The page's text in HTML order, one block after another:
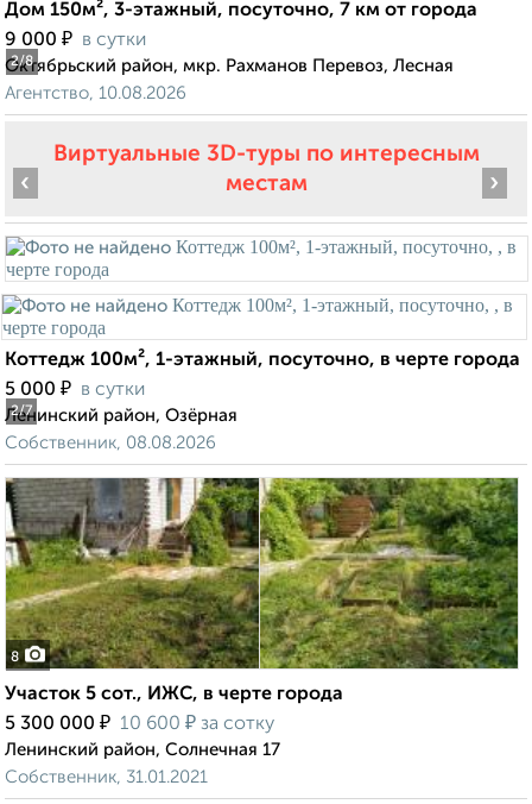
2/8
Дом 150м², 3-этажный, посуточно, 7 км от города
9 000 ₽ в сутки
Октябрьский район, мкр. Рахманов Перевоз, Лесная
Агентство, 10.08.2026
Виртуальные 3D-туры по интересным
местам
2/7
‹ ›
Коттедж 100м², 1-этажный, посуточно, в черте города
5 000 ₽ в сутки
Ленинский район, Озёрная
Собственник, 08.08.2026
8
Участок 5 сот., ИЖС, в черте города
5 300 000 ₽ 10 600 ₽ за сотку
Ленинский район, Солнечная 17
Собственник, 31.01.2021